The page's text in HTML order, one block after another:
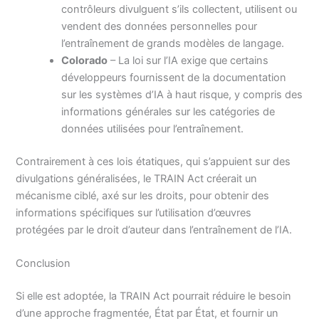
contrôleurs divulguent s’ils collectent, utilisent ou
vendent des données personnelles pour
l’entraînement de grands modèles de langage.
Colorado – La loi sur l’IA exige que certains
développeurs fournissent de la documentation
sur les systèmes d’IA à haut risque, y compris des
informations générales sur les catégories de
données utilisées pour l’entraînement.
Contrairement à ces lois étatiques, qui s’appuient sur des
divulgations généralisées, le TRAIN Act créerait un
mécanisme ciblé, axé sur les droits, pour obtenir des
informations spécifiques sur l’utilisation d’œuvres
protégées par le droit d’auteur dans l’entraînement de l’IA.
Conclusion
Si elle est adoptée, la TRAIN Act pourrait réduire le besoin
d’une approche fragmentée, État par État, et fournir un